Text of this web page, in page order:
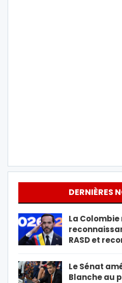
DERNIÈRES
La
RASD et
Le Sénat
Blanche au